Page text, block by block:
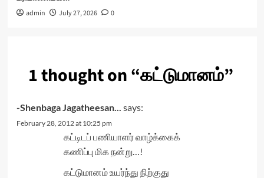
admin July 27, 2026 0
1 thought on “கட்டுமானம்”
-Shenbaga Jagatheesan... says:
February 28, 2012 at 10:25 pm
கட்டிடப் பணியாளர் வாழ்க்கைக்
கணிப்பு மிக நன்று…!
கட்டுமானம் உயர்ந்து நிற்குது